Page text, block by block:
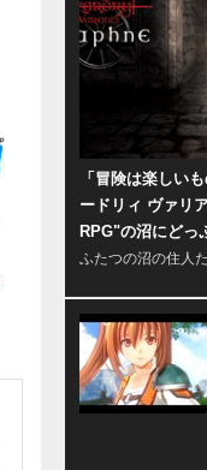
「冒険は楽しい
ードリィ ヴァリ
RPG"の沼にどっ
ふたつの沼の住人